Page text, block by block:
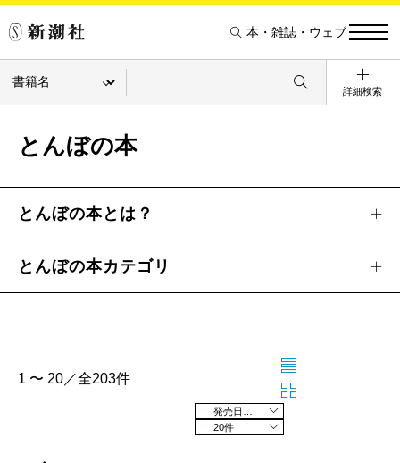
本・雑誌・ウェブ
詳細検索
とんぼの本
とんぼの本とは？
とんぼの本カテゴリ
1 〜 20／全203件
20件